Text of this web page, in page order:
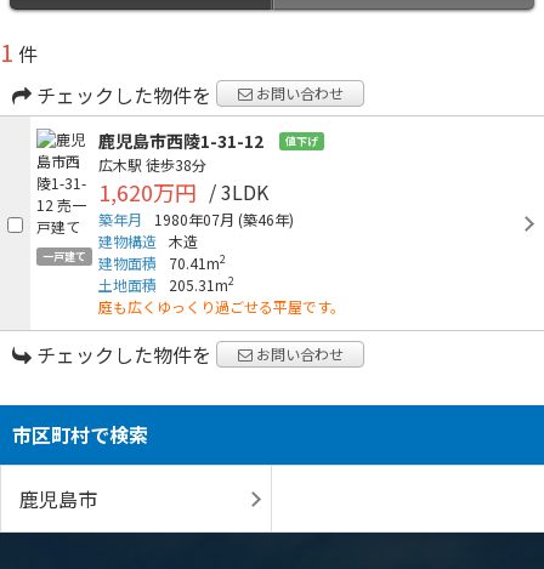
1 件
チェックした物件を
お問い合わせ
一戸建て
鹿児島市西陵1-31-12 値下げ
広木駅 徒歩38分
1,620万円 / 3LDK
築年月 1980年07月 (築46年)
建物構造 木造
建物面積
70.41m2
土地面積 205.31m2
庭も広くゆっくり過ごせる平屋です。
チェックした物件を お問い合わせ
市区町村で検索
鹿児島市